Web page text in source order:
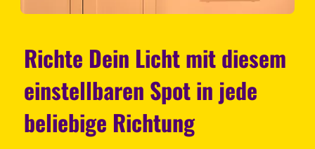
Richte Dein Licht mit diesem
einstellbaren Spot in jede
beliebige Richtung